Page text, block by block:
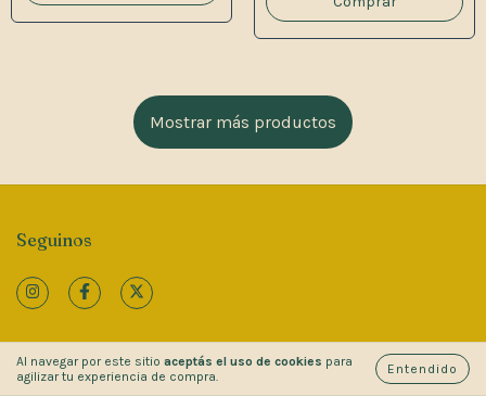
Al navegar por este sitio aceptás el uso de cookies para
agilizar tu experiencia de compra.
Entendido
Mostrar más productos
Seguinos
Categorías